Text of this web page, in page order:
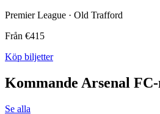
Premier League · Old Trafford
Från €415
Köp biljetter
Kommande Arsenal
Se alla